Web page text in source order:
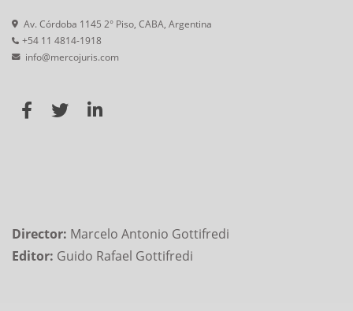
Av. Córdoba 1145 2° Piso, CABA, Argentina
+54 11 4814-1918
info@mercojuris.com
Director: Marcelo Antonio Gottifredi
Editor: Guido Rafael Gottifredi